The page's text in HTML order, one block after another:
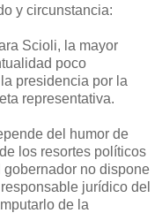
y circunstancia:
Scioli, la mayor
poco
presidencia por la
representativa.
del humor de
los resortes políticos
no dispone
jurídico del
de la